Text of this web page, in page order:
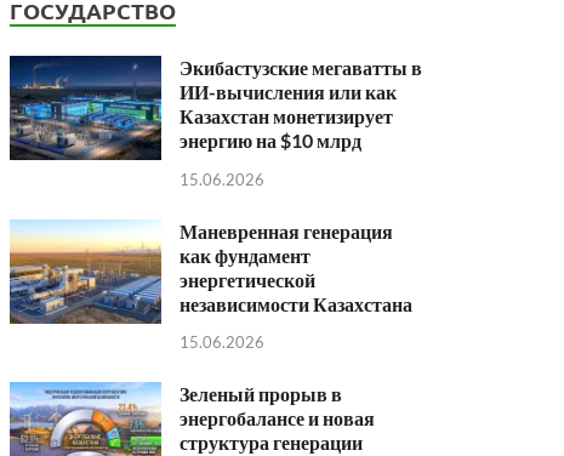
ГОСУДАРСТВО
Экибастузские мегаватты в
ИИ-вычисления или как
Казахстан монетизирует
энергию на $10 млрд
15.06.2026
Маневренная генерация
как фундамент
энергетической
независимости Казахстана
15.06.2026
Зеленый прорыв в
энергобалансе и новая
структура генерации